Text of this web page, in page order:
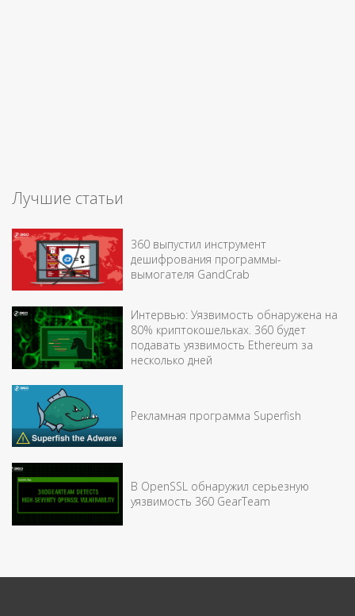
Лучшие статьи
360 выпустил инструмент
дешифрования программы-
вымогателя GandCrab
Интервью: Уязвимость обнаружена на
80% криптокошельках. 360 будет
подавать уязвимость Ethereum за
несколько дней
Рекламная программа Superfish
В OpenSSL обнаружил серьезную
уязвимость 360 GearTeam